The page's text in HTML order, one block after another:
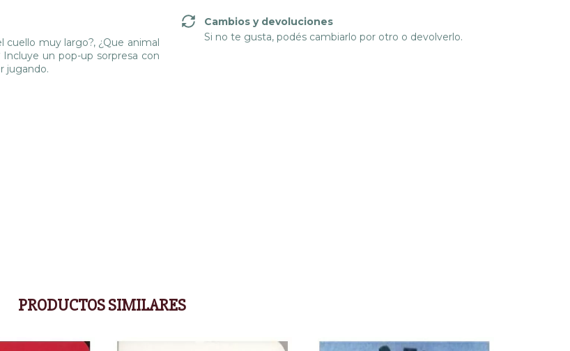
cuello muy largo?, ¿Que animal
un pop-up sorpresa con
jugando.
Cambios y devoluciones
Si no te gusta, podés cambiarlo por otro o devolverlo.
PRODUCTOS SIMILARES